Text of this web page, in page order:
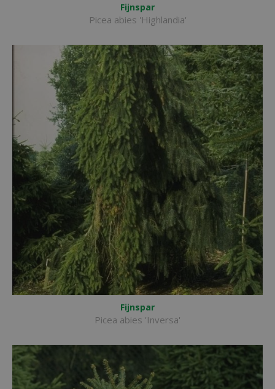
Fijnspar
Picea abies 'Highlandia'
Fijnspar
Picea abies 'Inversa'